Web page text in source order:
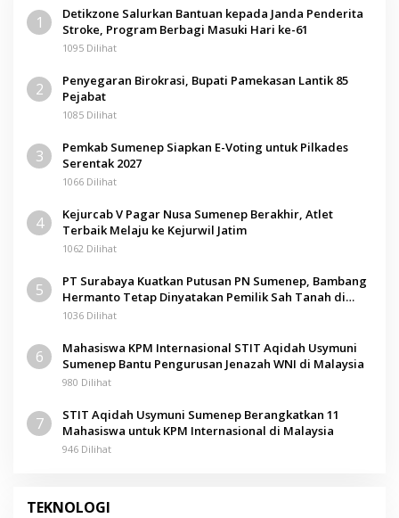
1
Detikzone Salurkan Bantuan kepada Janda Penderita
Stroke, Program Berbagi Masuki Hari ke-61
1095 Dilihat
2
Penyegaran Birokrasi, Bupati Pamekasan Lantik 85
Pejabat
1085 Dilihat
3
Pemkab Sumenep Siapkan E-Voting untuk Pilkades
Serentak 2027
1066 Dilihat
4
Kejurcab V Pagar Nusa Sumenep Berakhir, Atlet
Terbaik Melaju ke Kejurwil Jatim
1062 Dilihat
5
PT Surabaya Kuatkan Putusan PN Sumenep, Bambang
Hermanto Tetap Dinyatakan Pemilik Sah Tanah di
Pamolokan
1036 Dilihat
6
Mahasiswa KPM Internasional STIT Aqidah Usymuni
Sumenep Bantu Pengurusan Jenazah WNI di Malaysia
980 Dilihat
7
STIT Aqidah Usymuni Sumenep Berangkatkan 11
Mahasiswa untuk KPM Internasional di Malaysia
946 Dilihat
TEKNOLOGI